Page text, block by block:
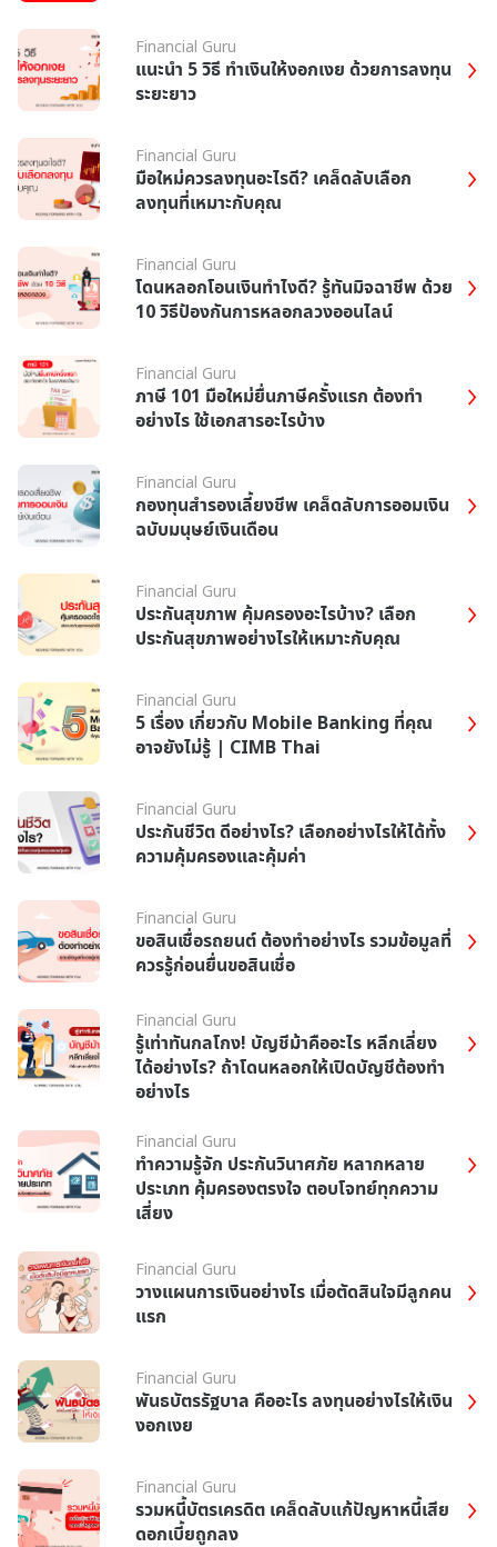
Financial Guru
แนะนำ 5 วิธี ทำเงินให้งอกเงย ด้วยการลงทุน
ระยะยาว
Financial Guru
มือใหม่ควรลงทุนอะไรดี? เคล็ดลับเลือก
ลงทุนที่เหมาะกับคุณ
Financial Guru
โดนหลอกโอนเงินทําไงดี? รู้ทันมิจฉาชีพ ด้วย
10 วิธีป้องกันการหลอกลวงออนไลน์
Financial Guru
ภาษี 101 มือใหม่ยื่นภาษีครั้งแรก ต้องทำ
อย่างไร ใช้เอกสารอะไรบ้าง
Financial Guru
กองทุนสํารองเลี้ยงชีพ เคล็ดลับการออมเงิน
ฉบับมนุษย์เงินเดือน
Financial Guru
ประกันสุขภาพ คุ้มครองอะไรบ้าง? เลือก
ประกันสุขภาพอย่างไรให้เหมาะกับคุณ
Financial Guru
5 เรื่อง เกี่ยวกับ Mobile Banking ที่คุณ
อาจยังไม่รู้ | CIMB Thai
Financial Guru
ประกันชีวิต ดีอย่างไร? เลือกอย่างไรให้ได้ทั้ง
ความคุ้มครองและคุ้มค่า
Financial Guru
ขอสินเชื่อรถยนต์ ต้องทำอย่างไร รวมข้อมูลที่
ควรรู้ก่อนยื่นขอสินเชื่อ
Financial Guru
รู้เท่าทันกลโกง! บัญชีม้าคืออะไร หลีกเลี่ยง
ได้อย่างไร? ถ้าโดนหลอกให้เปิดบัญชีต้องทำ
อย่างไร
Financial Guru
ทำความรู้จัก ประกันวินาศภัย หลากหลาย
ประเภท คุ้มครองตรงใจ ตอบโจทย์ทุกความ
เสี่ยง
Financial Guru
วางแผนการเงินอย่างไร เมื่อตัดสินใจมีลูกคน
แรก
Financial Guru
พันธบัตรรัฐบาล คืออะไร ลงทุนอย่างไรให้เงิน
งอกเงย
Financial Guru
รวมหนี้บัตรเครดิต เคล็ดลับแก้ปัญหาหนี้เสีย
ดอกเบี้ยถูกลง